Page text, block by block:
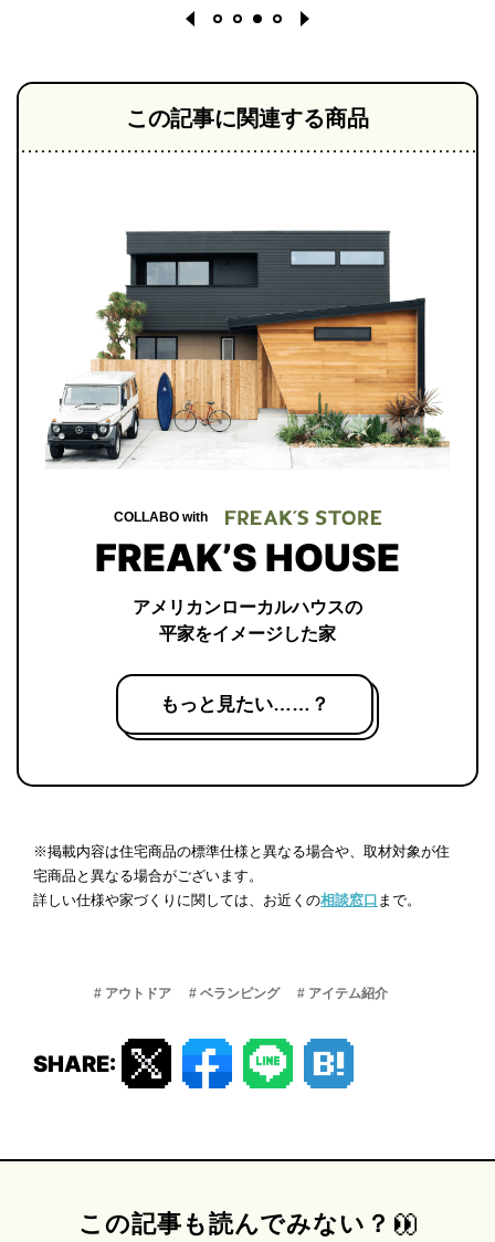
この記事に関連する商品
COLLABO with
FREAK’S HOUSE
アメリカンローカルハウスの
平家をイメージした家
もっと見たい……？
※掲載内容は住宅商品の標準仕様と異なる場合や、取材対象が住
宅商品と異なる場合がございます。
詳しい仕様や家づくりに関しては、お近くの相談窓口 まで。
# アウトドア # ベランピング # アイテム紹介
SHARE:
この記事も読んでみない？